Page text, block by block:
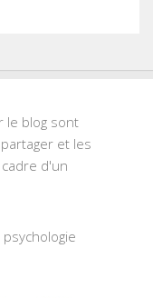
le blog sont
et les
d'un